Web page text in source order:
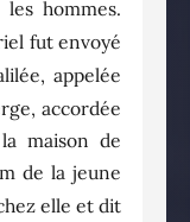
hommes.
fut envoyé
appelée
accordée
maison de
de la jeune
elle et dit